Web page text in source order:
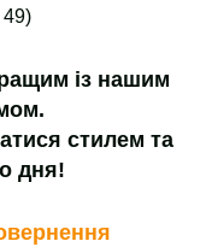
49)
із нашим
стилем та
дня!